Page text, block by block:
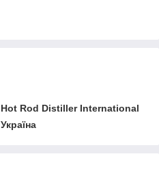
Hot Rod Distiller International
Україна